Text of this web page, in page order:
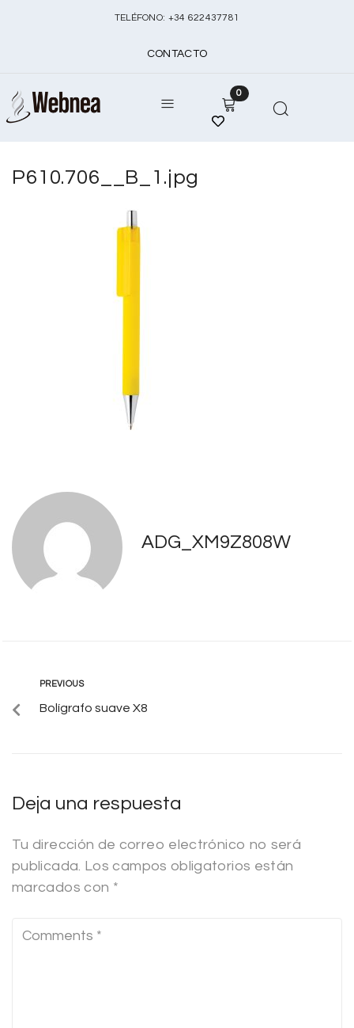
TELÉFONO: +34 622437781
CONTACTO
0
P610.706__B_1.jpg
ADG_XM9Z808W
PREVIOUS
Bolígrafo suave X8
Deja una respuesta
Tu dirección de correo electrónico no será
publicada. Los campos obligatorios están
marcados con *